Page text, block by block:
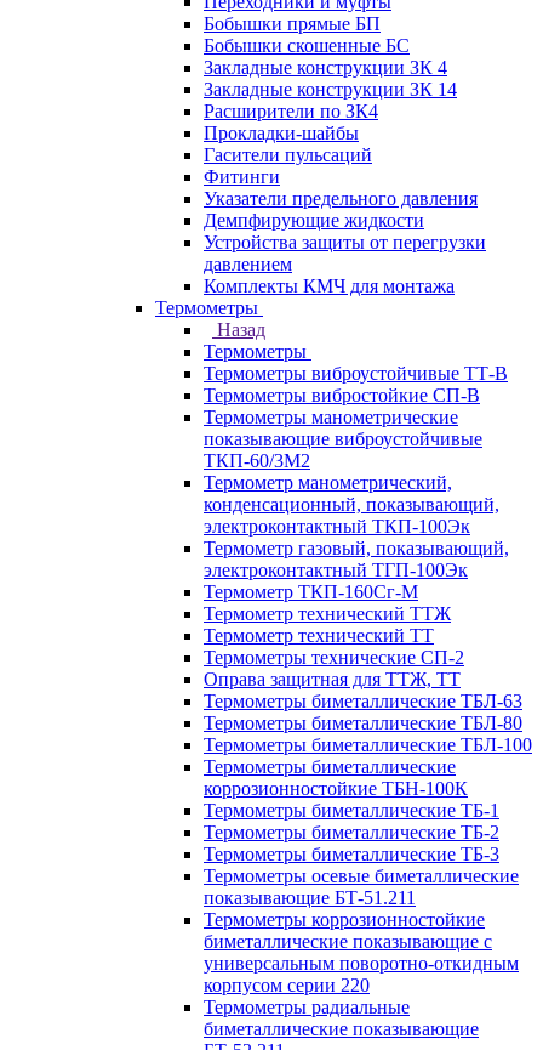
Бобышки прямые БП
Бобышки скошенные БС
Закладные конструкции ЗК 4
Закладные конструкции ЗК 14
Расширители по ЗК4
Прокладки-шайбы
Гасители пульсаций
Фитинги
Указатели предельного давления
Демпфирующие жидкости
Устройства защиты от перегрузки
давлением
Комплекты КМЧ для монтажа
Термометры
Назад
Термометры
Термометры виброустойчивые ТТ-В
Термометры вибростойкие СП-В
Термометры манометрические
показывающие виброустойчивые
ТКП-60/3М2
Термометр манометрический,
конденсационный, показывающий,
электроконтактный ТКП-100Эк
Термометр газовый, показывающий,
электроконтактный ТГП-100Эк
Термометр ТКП-160Сг-М
Термометр технический ТТЖ
Термометр технический ТТ
Термометры технические СП-2
Оправа защитная для ТТЖ, ТТ
Термометры биметаллические ТБЛ-63
Термометры биметаллические ТБЛ-80
Термометры биметаллические ТБЛ-100
Термометры биметаллические
коррозионностойкие ТБН-100К
Термометры биметаллические ТБ-1
Термометры биметаллические ТБ-2
Термометры биметаллические ТБ-3
Термометры осевые биметаллические
показывающие БТ-51.211
Термометры коррозионностойкие
биметаллические показывающие с
универсальным поворотно-откидным
корпусом серии 220
Термометры радиальные
биметаллические показывающие